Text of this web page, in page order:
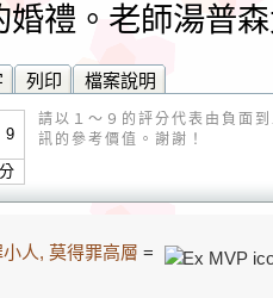
婚禮。老師湯普
列印 檔案說明
9
請以１～９的評分代表由負面
訊的參考價值。謝謝！
人, 莫得罪高層 =